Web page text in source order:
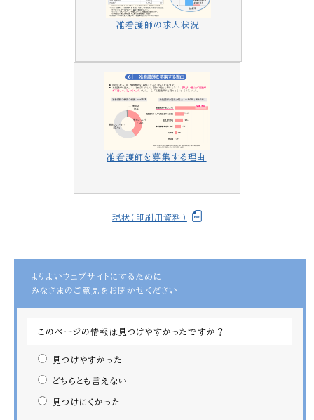
准看護師の求人状況
准看護師を募集する理由
現状（印刷用資料）
よりよいウェブサイトにするために
みなさまのご意見をお聞かせください
このページの情報は見つけやすかったですか？
見つけやすかった
どちらとも言えない
見つけにくかった